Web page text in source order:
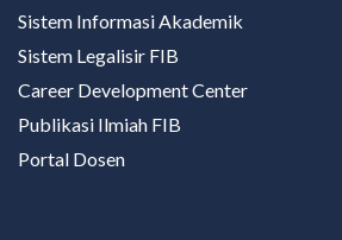
Sistem Informasi Akademik
Sistem Legalisir FIB
Career Development Center
Publikasi Ilmiah FIB
Portal Dosen